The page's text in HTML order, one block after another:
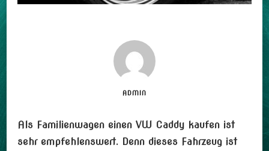
ADMIN
Als Familienwagen einen VW Caddy kaufen ist
sehr empfehlenswert. Denn dieses Fahrzeug ist